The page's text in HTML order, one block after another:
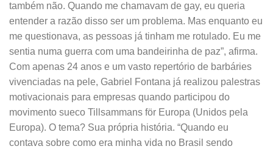
também não. Quando me chamavam de gay, eu queria
entender a razão disso ser um problema. Mas enquanto eu
me questionava, as pessoas já tinham me rotulado. Eu me
sentia numa guerra com uma bandeirinha de paz”, afirma.
Com apenas 24 anos e um vasto repertório de barbáries
vivenciadas na pele, Gabriel Fontana já realizou palestras
motivacionais para empresas quando participou do
movimento sueco Tillsammans för Europa (Unidos pela
Europa). O tema? Sua própria história. “Quando eu
contava sobre como era minha vida no Brasil sendo